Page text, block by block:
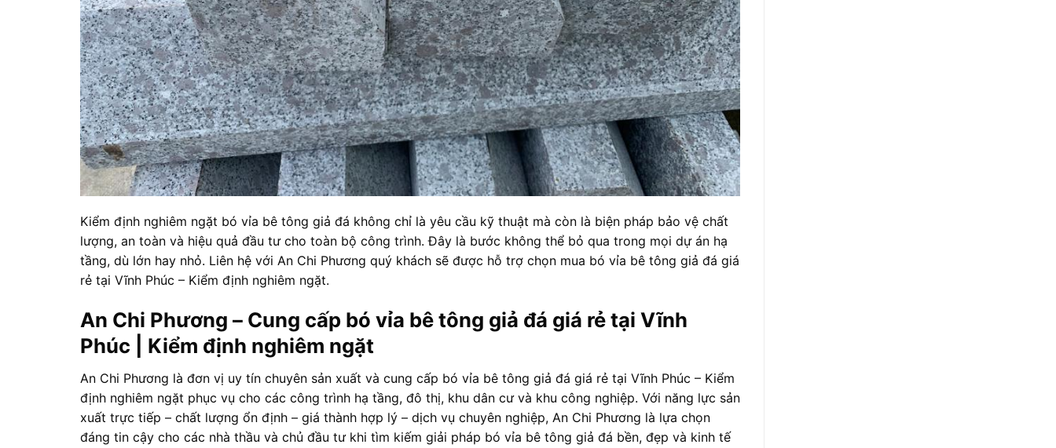
Kiểm định nghiêm ngặt bó vỉa bê tông giả đá không chỉ là yêu cầu kỹ thuật mà còn là biện pháp bảo vệ chất
lượng, an toàn và hiệu quả đầu tư cho toàn bộ công trình. Đây là bước không thể bỏ qua trong mọi dự án hạ
tầng, dù lớn hay nhỏ. Liên hệ với An Chi Phương quý khách sẽ được hỗ trợ chọn mua bó vỉa bê tông giả đá giá
rẻ tại Vĩnh Phúc – Kiểm định nghiêm ngặt.
An Chi Phương – Cung cấp bó vỉa bê tông giả đá giá rẻ tại Vĩnh
Phúc | Kiểm định nghiêm ngặt
An Chi Phương là đơn vị uy tín chuyên sản xuất và cung cấp bó vỉa bê tông giả đá giá rẻ tại Vĩnh Phúc – Kiểm
định nghiêm ngặt phục vụ cho các công trình hạ tầng, đô thị, khu dân cư và khu công nghiệp. Với năng lực sản
xuất trực tiếp – chất lượng ổn định – giá thành hợp lý – dịch vụ chuyên nghiệp, An Chi Phương là lựa chọn
đáng tin cậy cho các nhà thầu và chủ đầu tư khi tìm kiếm giải pháp bó vỉa bê tông giả đá bền, đẹp và kinh tế